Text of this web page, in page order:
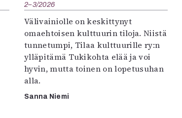
2–3/2026
Välivainiolle on keskittynyt
omaehtoisen kulttuurin tiloja. Niistä
tunnetumpi, Tilaa kulttuurille ry:n
ylläpitämä Tukikohta elää ja voi
hyvin, mutta toinen on lopetusuhan
alla.
Sanna Niemi